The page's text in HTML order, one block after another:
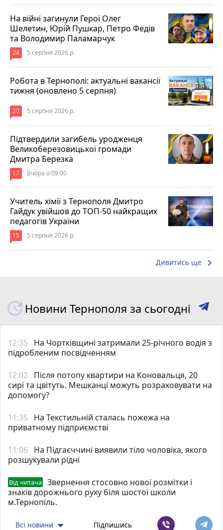
На війні загинули Герої Олег
Шелетин, Юрій Пушкар, Петро Федів
та Володимир Паламарчук
24 5 серпня 2026 р.
Робота в Тернополі: актуальні вакансії
тижня (оновлено 5 серпня)
20 5 серпня 2026 р.
Підтвердили загибель уродженця
Великоберезовицької громади
Дмитра Березка
17 Вчора о 09:00
Учитель хімії з Тернополя Дмитро
Гайдук увійшов до ТОП-50 найкращих
педагогів України
15 5 серпня 2026 р.
Дивитись ще keyboard_arrow_right
Новини Тернополя за сьогодні
12:35
На Чортківщині затримали 25-річного водія з
підробленим посвідченням
12:02
Після потопу квартири на Коновальця, 20
сирі та цвітуть. Мешканці можуть розраховувати на
допомогу?
11:35
На Текстильній сталась пожежа на
приватному підприємстві
11:06 На Підгаєччині виявили тіло чоловіка, якого
розшукували рідні
Від читача
Звернення стосовно нової розмітки і
знаків дорожнього руху біля шостої школи
м.Тернопіль.
Всі новини Підпишись